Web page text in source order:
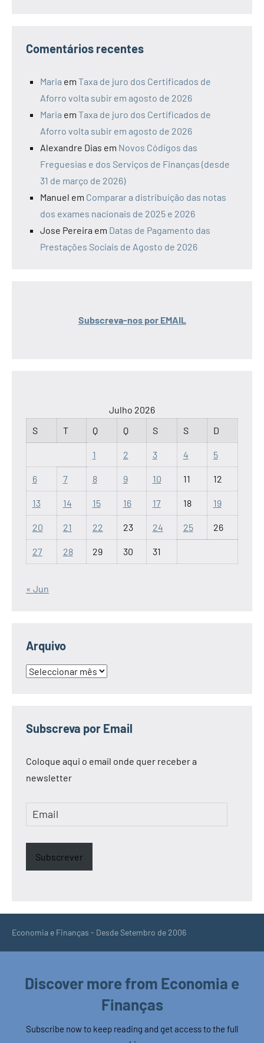
Comentários recentes
Maria em Taxa de juro dos Certificados de
Aforro volta subir em agosto de 2026
Maria em Taxa de juro dos Certificados de
Aforro volta subir em agosto de 2026
Alexandre Dias em Novos Códigos das
Freguesias e dos Serviços de Finanças (desde
31 de março de 2026)
Manuel em Comparar a distribuição das notas
dos exames nacionais de 2025 e 2026
Jose Pereira em Datas de Pagamento das
Prestações Sociais de Agosto de 2026
Subscreva-nos por EMAIL
Julho 2026
S
T Q Q S S D
1 2 3 4 5
6 7 8 9 10 11 12
13 14 15 16 17 18 19
20 21 22 23 24 25 26
27 28 29 30 31
« Jun
Arquivo
Arquivo
Subscreva por Email
Coloque aqui o email onde quer receber a
newsletter
Email
Subscrever
Economia e Finanças - Desde Setembro de 2006
Discover more from Economia e
Finanças
Subscribe now to keep reading and get access to the full